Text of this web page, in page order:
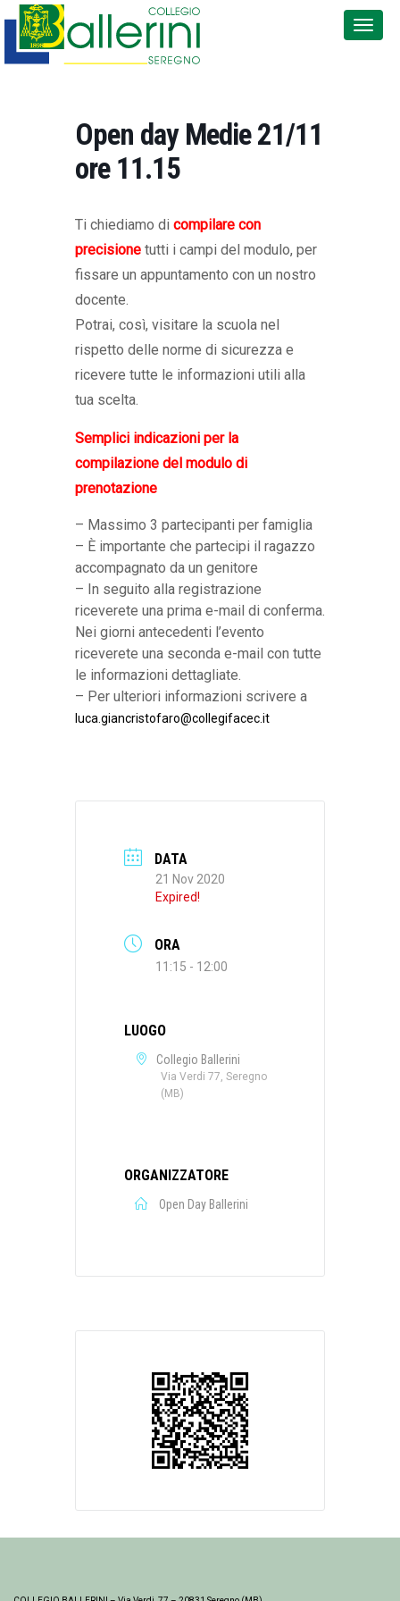
Open day Medie 21/11
ore 11.15
Ti chiediamo di compilare con
precisione tutti i campi del modulo, per
fissare un appuntamento con un nostro
docente.
Potrai, così, visitare la scuola nel
rispetto delle norme di sicurezza e
ricevere tutte le informazioni utili alla
tua scelta.
Semplici indicazioni per la
compilazione del modulo di
prenotazione
– Massimo 3 partecipanti per famiglia
– È importante che partecipi il ragazzo
accompagnato da un genitore
– In seguito alla registrazione
riceverete una prima e-mail di conferma.
Nei giorni antecedenti l’evento
riceverete una seconda e-mail con tutte
le informazioni dettagliate.
– Per ulteriori informazioni scrivere a
luca.giancristofaro@collegifacec.it
DATA
21 Nov 2020
Expired!
ORA
11:15 - 12:00
LUOGO
Collegio Ballerini
Via Verdi 77, Seregno
(MB)
ORGANIZZATORE
Open Day Ballerini